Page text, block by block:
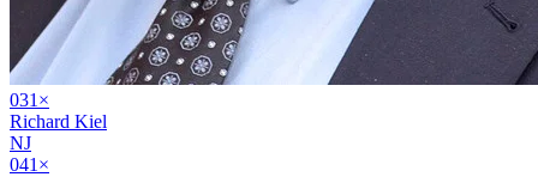
031 ×
Richard Kiel
NJ
041 ×